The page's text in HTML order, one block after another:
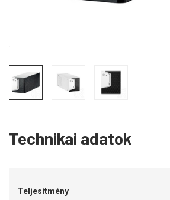
Technikai adatok
Teljesítmény